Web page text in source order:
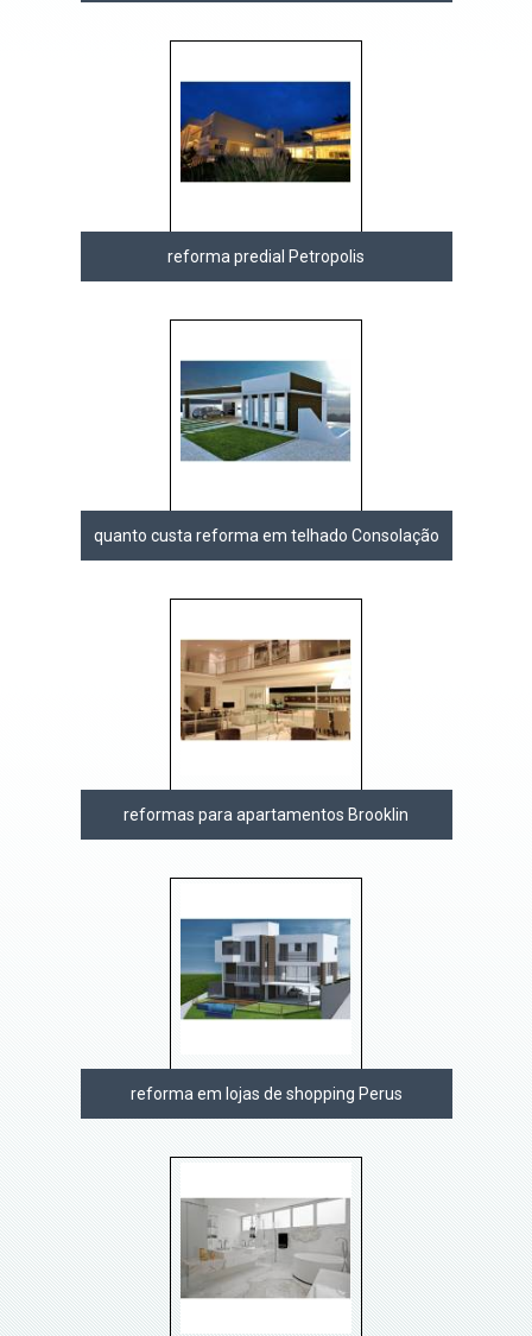
reforma predial Petropolis
quanto custa reforma em telhado Consolação
reformas para apartamentos Brooklin
reforma em lojas de shopping Perus